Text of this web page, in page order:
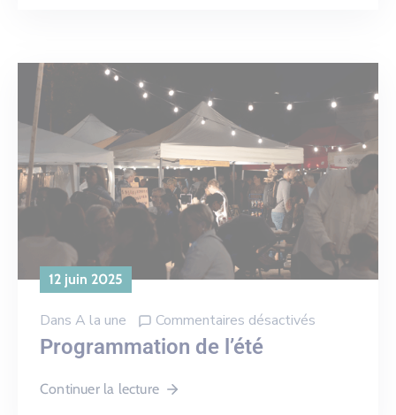
12 juin 2025
Dans A la une Commentaires désactivés
Programmation de l’été
Continuer la lecture